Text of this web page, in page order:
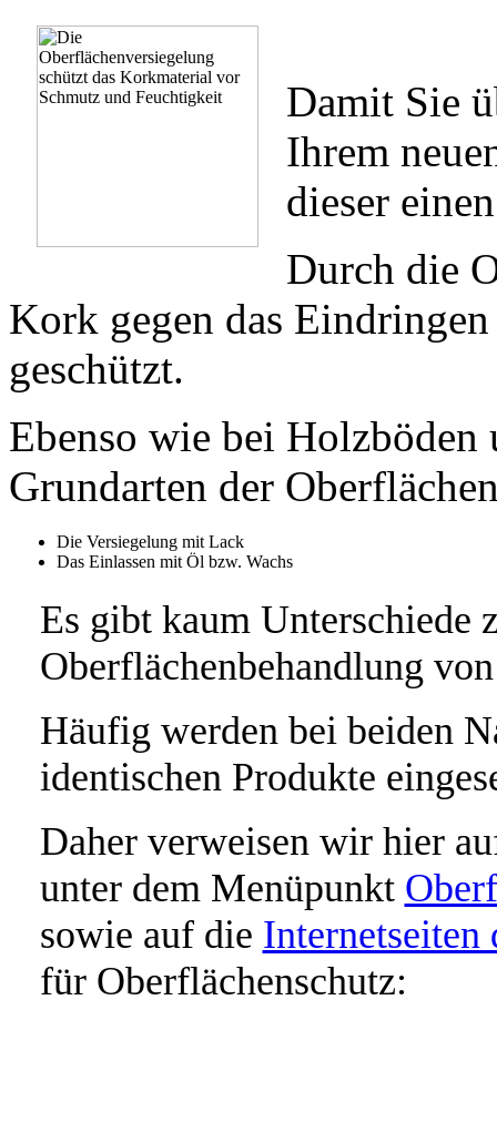
Damit Sie
Ihrem
dieser
Durch die
Kork gegen das
geschützt.
Ebenso wie bei Holzböden
Grundarten der
Die Versiegelung mit Lack
Das Einlassen mit Öl bzw. Wachs
Es gibt kaum Unterschiede
Oberflächenbehandlung
Häufig werden bei beiden
identischen Produkte
Daher verweisen wir hier
unter dem Menüpunkt
sowie auf die Internetseiten
für Oberflächenschutz: